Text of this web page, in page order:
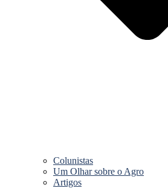
Colunistas
Um Olhar sobre o Agro
Artigos